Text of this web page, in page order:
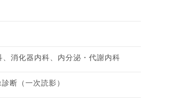
消化器内科、内分泌・代謝内科
断（一次読影）